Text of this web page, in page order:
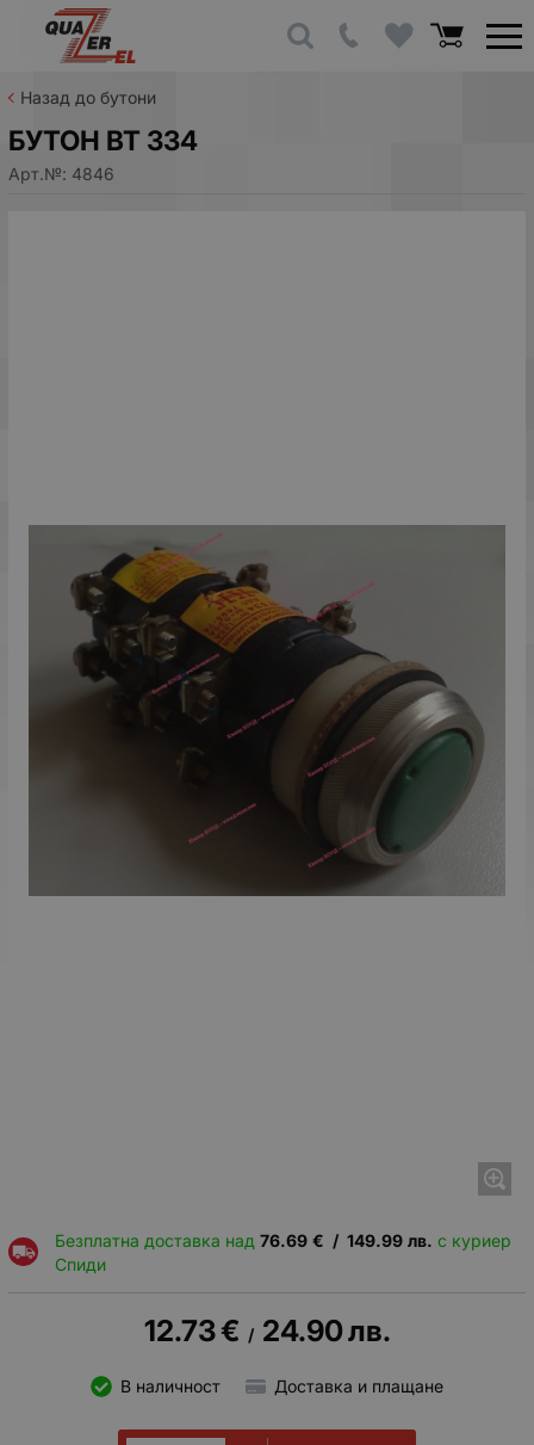
Назад до бутони
БУТОН ВТ 334
Арт.№: 4846
Безплатна доставка над 76.69 € / 149.99 лв. с куриер
Спиди
12.73€ / 24.90лв.
В наличност Доставка и плащане